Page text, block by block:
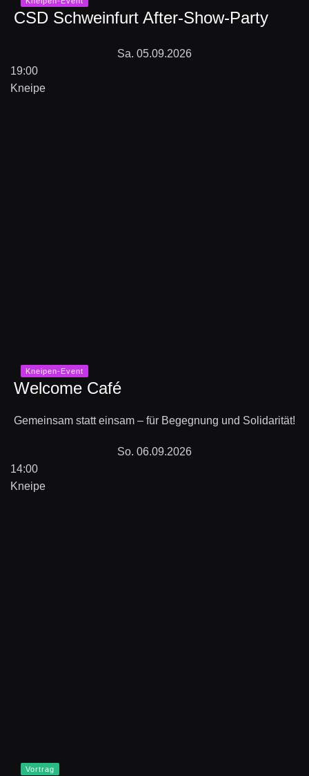
CSD Schweinfurt After-Show-Party
Sa. 05.09.2026
19:00
Kneipe
Kneipen-Event
Welcome Café
Gemeinsam statt einsam – für Begegnung und Solidarität!
So. 06.09.2026
14:00
Kneipe
Vortrag